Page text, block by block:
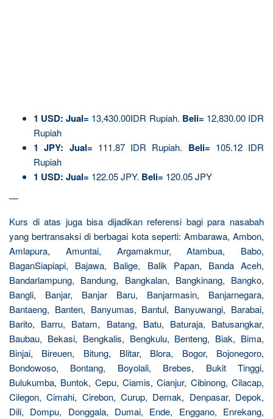
1 USD: Jual= 13,430.00IDR Rupiah. Beli= 12,830.00 IDR
Rupiah
1 JPY: Jual= 111.87 IDR Rupiah. Beli= 105.12 IDR
Rupiah
1 USD: Jual= 122.05 JPY. Beli= 120.05 JPY
—
Kurs di atas juga bisa dijadikan referensi bagi para nasabah
yang bertransaksi di berbagai kota seperti: Ambarawa, Ambon,
Amlapura, Amuntai, Argamakmur, Atambua, Babo,
BaganSiapiapi, Bajawa, Balige, Balik Papan, Banda Aceh,
Bandarlampung, Bandung, Bangkalan, Bangkinang, Bangko,
Bangli, Banjar, Banjar Baru, Banjarmasin, Banjarnegara,
Bantaeng, Banten, Banyumas, Bantul, Banyuwangi, Barabai,
Barito, Barru, Batam, Batang, Batu, Baturaja, Batusangkar,
Baubau, Bekasi, Bengkalis, Bengkulu, Benteng, Biak, Bima,
Binjai, Bireuen, Bitung, Blitar, Blora, Bogor, Bojonegoro,
Bondowoso, Bontang, Boyolali, Brebes, Bukit Tinggi,
Bulukumba, Buntok, Cepu, Ciamis, Cianjur, Cibinong, Cilacap,
Cilegon, Cimahi, Cirebon, Curup, Demak, Denpasar, Depok,
Dili, Dompu, Donggala, Dumai, Ende, Enggano, Enrekang,